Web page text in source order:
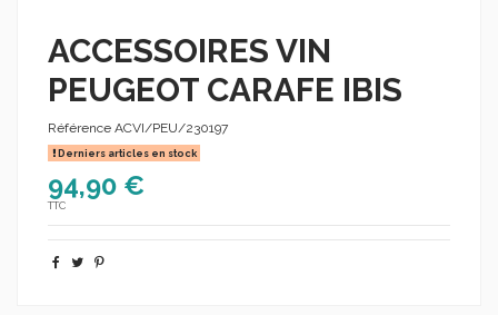
ACCESSOIRES VIN
PEUGEOT CARAFE IBIS
Référence ACVI/PEU/230197
Derniers articles en stock
94,90 €
TTC